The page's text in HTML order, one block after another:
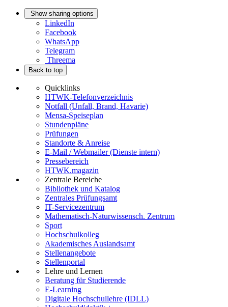
Show sharing options
LinkedIn
Facebook
WhatsApp
Telegram
Threema
Back to top
Quicklinks
HTWK-Telefonverzeichnis
Notfall (Unfall, Brand, Havarie)
Mensa-Speiseplan
Stundenpläne
Prüfungen
Standorte & Anreise
E-Mail / Webmailer (Dienste intern)
Pressebereich
HTWK.magazin
Zentrale Bereiche
Bibliothek und Katalog
Zentrales Prüfungsamt
IT-Servicezentrum
Mathematisch-Naturwissensch. Zentrum
Sport
Hochschulkolleg
Akademisches Auslandsamt
Stellenangebote
Stellenportal
Lehre und Lernen
Beratung für Studierende
E-Learning
Digitale Hochschullehre (IDLL)